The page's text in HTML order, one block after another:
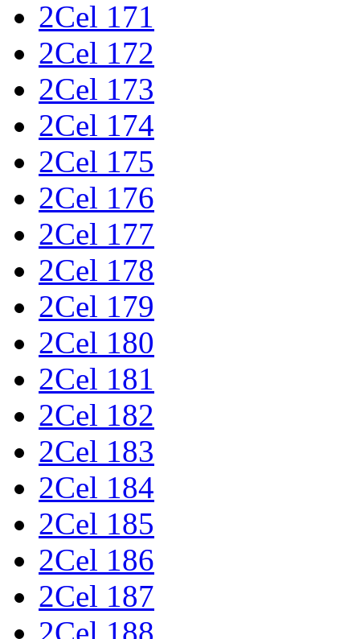
2Cel 171
2Cel 172
2Cel 173
2Cel 174
2Cel 175
2Cel 176
2Cel 177
2Cel 178
2Cel 179
2Cel 180
2Cel 181
2Cel 182
2Cel 183
2Cel 184
2Cel 185
2Cel 186
2Cel 187
2Cel 188